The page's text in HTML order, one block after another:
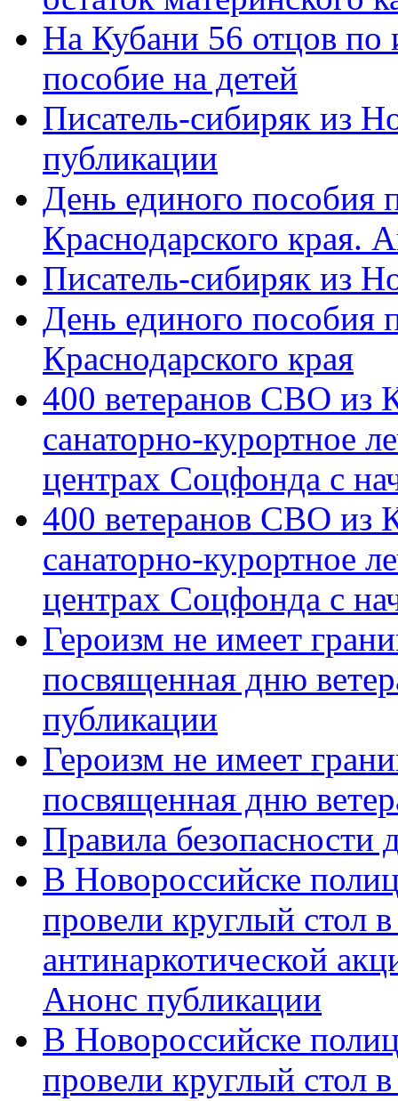
На Кубани 56 отцов по
пособие на детей
Писатель-сибиряк из
публикации
День единого пособия
Краснодарского края.
Писатель-сибиряк из
День единого пособия
Краснодарского края
400 ветеранов СВО из
санаторно-курортное
центрах Соцфонда с
400 ветеранов СВО из
санаторно-курортное
центрах Соцфонда с
Героизм не имеет
посвященная дню
публикации
Героизм не имеет
посвященная дню
Правила безопасности
В Новороссийске
провели круглый стол
антинаркотической
Анонс публикации
В Новороссийске
провели круглый стол